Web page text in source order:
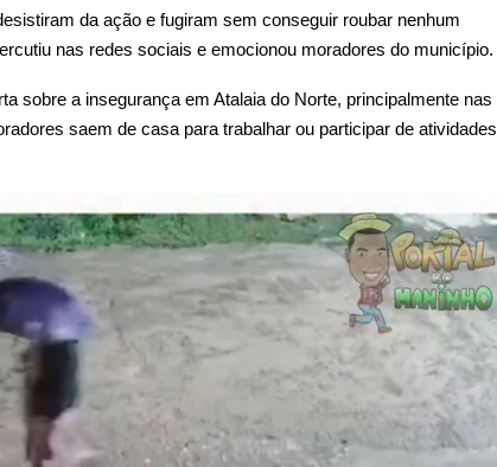
da ação e fugiram sem conseguir roubar nenhum
nas redes sociais e emocionou moradores do município.
sobre a insegurança em Atalaia do Norte, principalmente nas
saem de casa para trabalhar ou participar de atividades